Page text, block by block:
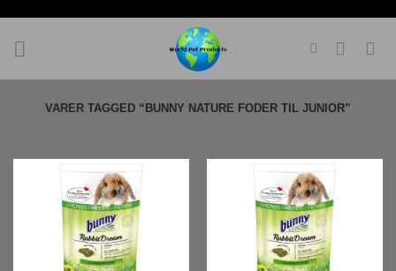
indhold
VARER TAGGED “BUNNY NATURE FODER TIL JUNIOR”